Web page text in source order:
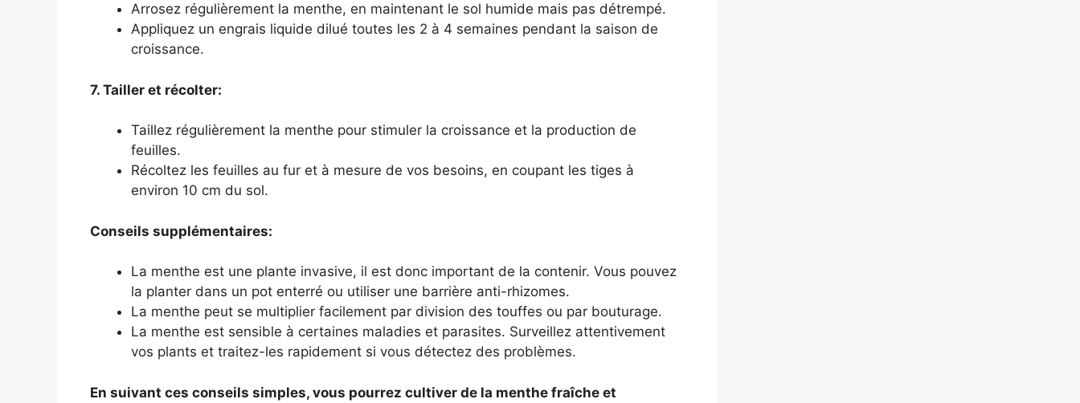
Arrosez régulièrement la menthe, en maintenant le sol humide mais pas détrempé.
Appliquez un engrais liquide dilué toutes les 2 à 4 semaines pendant la saison de
croissance.
7. Tailler et récolter:
Taillez régulièrement la menthe pour stimuler la croissance et la production de
feuilles.
Récoltez les feuilles au fur et à mesure de vos besoins, en coupant les tiges à
environ 10 cm du sol.
Conseils supplémentaires:
La menthe est une plante invasive, il est donc important de la contenir. Vous pouvez
la planter dans un pot enterré ou utiliser une barrière anti-rhizomes.
La menthe peut se multiplier facilement par division des touffes ou par bouturage.
La menthe est sensible à certaines maladies et parasites. Surveillez attentivement
vos plants et traitez-les rapidement si vous détectez des problèmes.
En suivant ces conseils simples, vous pourrez cultiver de la menthe fraîche et